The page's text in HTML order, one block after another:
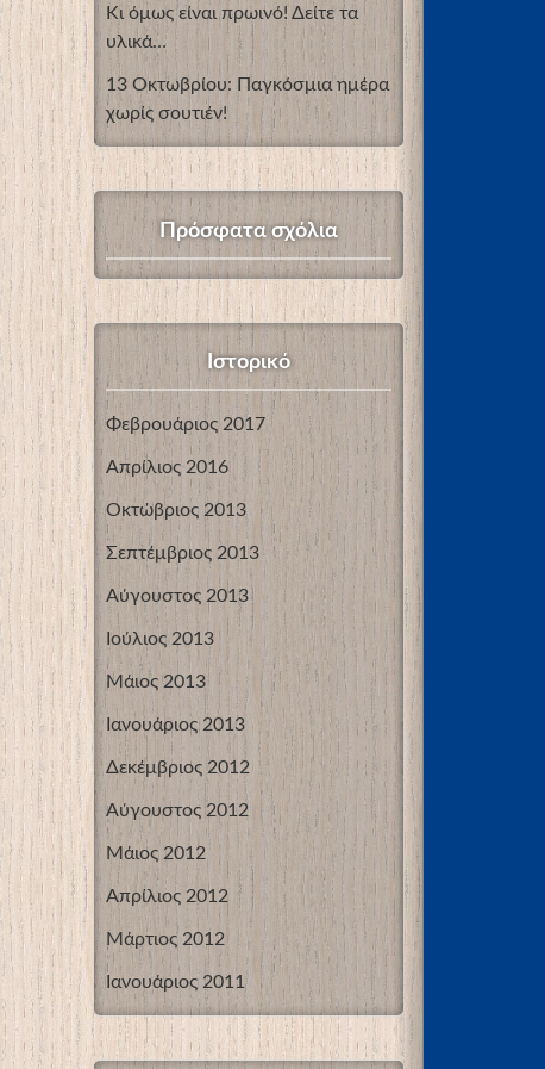
Κι όμως είναι πρωινό! Δείτε τα
υλικά…
13 Οκτωβρίου: Παγκόσμια ημέρα
χωρίς σουτιέν!
Πρόσφατα σχόλια
Ιστορικό
Φεβρουάριος 2017
Απρίλιος 2016
Οκτώβριος 2013
Σεπτέμβριος 2013
Αύγουστος 2013
Ιούλιος 2013
Μάιος 2013
Ιανουάριος 2013
Δεκέμβριος 2012
Αύγουστος 2012
Μάιος 2012
Απρίλιος 2012
Μάρτιος 2012
Ιανουάριος 2011